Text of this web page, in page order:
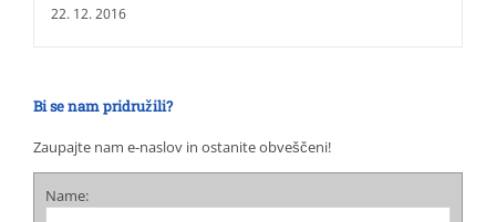
22. 12. 2016
Bi se nam pridružili?
Zaupajte nam e-naslov in ostanite obveščeni!
Name: